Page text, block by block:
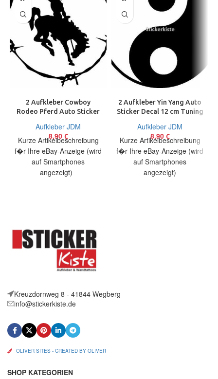
2 Aufkleber Cowboy
Rodeo Pferd Auto Sticker
Aufkleber JDM
8,90 €
Kurze Artikelbeschreibung
f�r Ihre eBay-Anzeige (wird
auf Smartphones
angezeigt)
2 Aufkleber Yin Yang Auto
Sticker Decal 12 cm Tuning
Aufkleber JDM
8,90 €
Kurze Artikelbeschreibung
f�r Ihre eBay-Anzeige (wird
auf Smartphones
angezeigt)
Kreuzdornweg 8 - 41844 Wegberg
info@stickerkiste.de
OLIVER SITES - CREATED BY OLIVER
SHOP KATEGORIEN